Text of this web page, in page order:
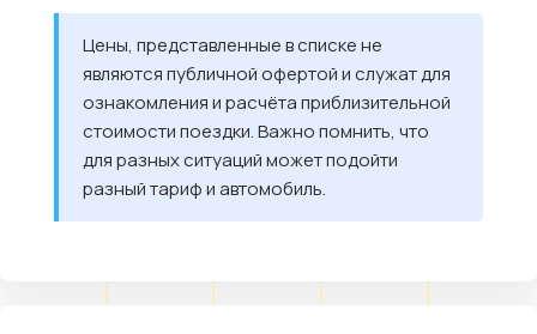
Цены, представленные в списке не
являются публичной офертой и служат для
ознакомления и расчёта приблизительной
стоимости поездки. Важно помнить, что
для разных ситуаций может подойти
разный тариф и автомобиль.